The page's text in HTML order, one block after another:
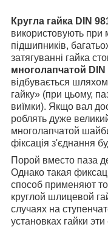
Кругла гайка DIN
використовують при
підшипників,
затягуванні гайка
многолапчатой DIN
відбувається
гайку» (при цьому,
виїмки). Якщо вал
роблять дуже
многолапчатой
фіксація з'єднання
Порой вместо паза
Однако такая
способ применяют
круглой шлицевой
случаях на
установках гайки